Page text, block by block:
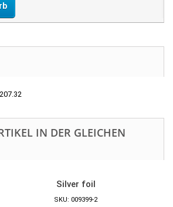
IN DER GLEICHEN
Silver foil
SKU: 009399-2